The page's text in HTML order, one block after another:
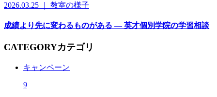
2026.03.25 ｜ 教室の様子
成績より先に変わるものがある ― 英才個別学院の学習相談
CATEGORYカテゴリ
キャンペーン
9